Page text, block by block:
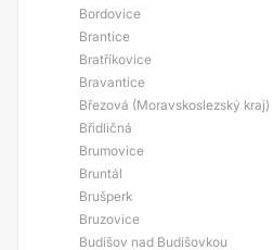
Bordovice
Brantice
Bratříkovice
Bravantice
Březová (Moravskoslezský kraj)
Břidličná
Brumovice
Bruntál
Brušperk
Bruzovice
Budišov nad Budišovkou